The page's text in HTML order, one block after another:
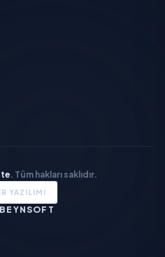
. Tüm hakları saklıdır.
YAZILIMI
BEYNSOFT